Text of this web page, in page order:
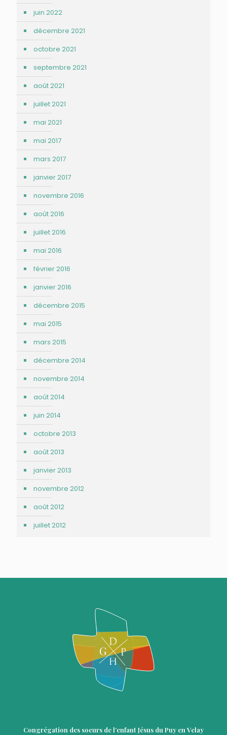
juin 2022
décembre 2021
octobre 2021
septembre 2021
août 2021
juillet 2021
mai 2021
mai 2017
mars 2017
janvier 2017
novembre 2016
août 2016
juillet 2016
mai 2016
février 2016
janvier 2016
décembre 2015
mai 2015
mars 2015
décembre 2014
novembre 2014
août 2014
juin 2014
octobre 2013
août 2013
janvier 2013
novembre 2012
août 2012
juillet 2012
Congrégation des soeurs de l’enfant Jésus du Puy en Velay